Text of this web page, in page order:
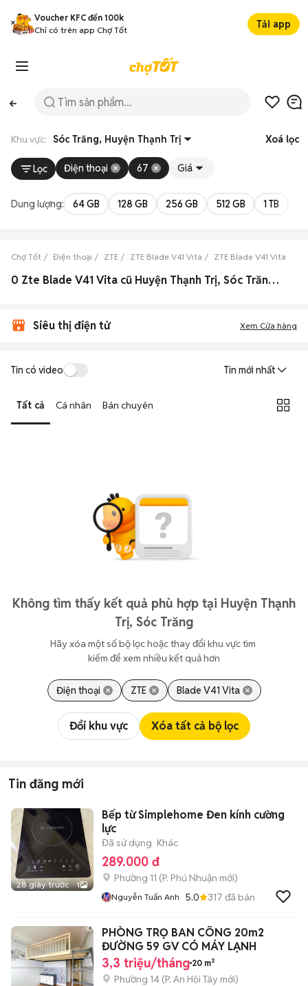
Voucher KFC đến 100k
Chỉ có trên app Chợ Tốt
Tải app
Khu vực: Sóc Trăng, Huyện Thạnh Trị Xoá lọc
Lọc Điện thoại 67 Giá
Dung lượng: 64 GB 128 GB 256 GB 512 GB 1 TB
Chợ Tốt Điện thoại ZTE ZTE Blade V41 Vita ZTE Blade V41 Vita Sóc
0 Zte Blade V41 Vita cũ Huyện Thạnh Trị, Sóc Trăng đẹp
Siêu thị điện tử Xem Cửa hàng
Tin có video Tin mới nhất
Tất cả Cá nhân Bán chuyên
Không tìm thấy kết quả phù hợp tại Huyện Thạnh
Trị, Sóc Trăng
Hãy xóa một số bộ lọc hoặc thay đổi khu vực tìm
kiếm để xem nhiều kết quả hơn
Điện thoại ZTE Blade V41 Vita
Đổi khu vực Xóa tất cả bộ lọc
Tin đăng mới
28 giây trước 1
Bếp từ Simplehome Đen kính cường
lực
Đã sử dụng Khác
289.000 đ
Phường 11 (P. Phú Nhuận mới)
Nguyễn Tuấn Anh 5.0 317 đã bán
PHÒNG TRỌ BAN CÔNG 20m2
ĐƯỜNG 59 GV CÓ MÁY LẠNH
3,3 triệu/tháng 20 m²
Phường 14 (P. An Hội Tây mới)